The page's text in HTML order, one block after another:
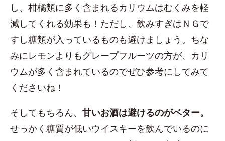
し、柑橘類に多く含まれるカリウムはむくみを軽
減してくれる効果も！ただし、飲みすぎはＮＧで
すし糖類が入っているものも避けましょう。ちな
みにレモンよりもグレープフルーツの方が、カリ
ウムが多く含まれているのでぜひ参考にしてみて
くださいね！
そしてもちろん、 甘いお酒は避けるのがベター。
せっかく糖質が低いウイスキーを飲んでいるのに